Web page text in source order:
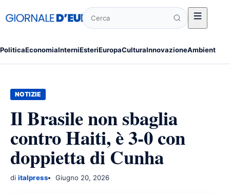
PoliticaEconomiaInterniEsteriEuropaCulturaInnovazioneAmbiente
Cerca
NOTIZIE
Il Brasile non sbaglia
contro Haiti, è 3-0 con
doppietta di Cunha
di italpress Giugno 20, 2026